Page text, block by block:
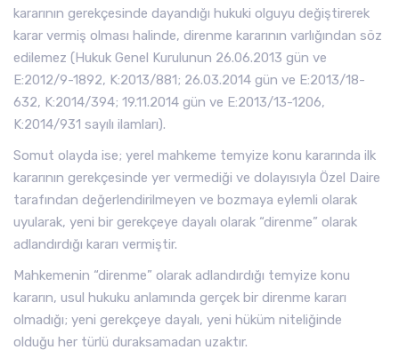
kararının gerekçesinde dayandığı hukuki olguyu değiştirerek
karar vermiş olması halinde, direnme kararının varlığından söz
edilemez (Hukuk Genel Kurulunun 26.06.2013 gün ve
E:2012/9-1892, K:2013/881; 26.03.2014 gün ve E:2013/18-
632, K:2014/394; 19.11.2014 gün ve E:2013/13-1206,
K:2014/931 sayılı ilamları).
Somut olayda ise; yerel mahkeme temyize konu kararında ilk
kararının gerekçesinde yer vermediği ve dolayısıyla Özel Daire
tarafından değerlendirilmeyen ve bozmaya eylemli olarak
uyularak, yeni bir gerekçeye dayalı olarak “direnme” olarak
adlandırdığı kararı vermiştir.
Mahkemenin “direnme” olarak adlandırdığı temyize konu
kararın, usul hukuku anlamında gerçek bir direnme kararı
olmadığı; yeni gerekçeye dayalı, yeni hüküm niteliğinde
olduğu her türlü duraksamadan uzaktır.